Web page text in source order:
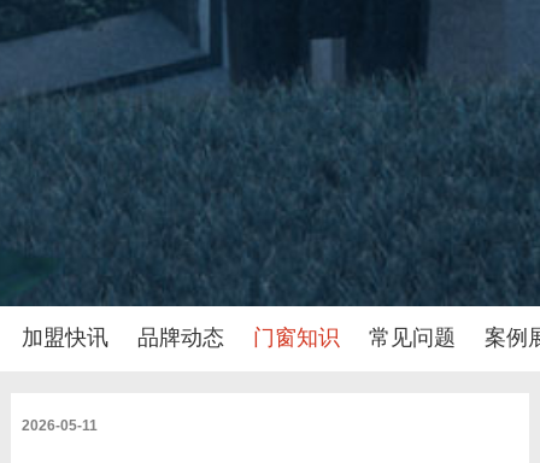
加盟快讯 品牌动态 门窗知识 常见问题 案例
2026-05-11